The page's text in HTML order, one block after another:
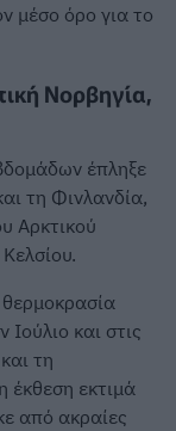
μέσο όρο για το
Νορβηγία,
έπληξε
τη Φινλανδία,
Αρκτικού
και στις
τη
έκθεση εκτιμά
από ακραίες